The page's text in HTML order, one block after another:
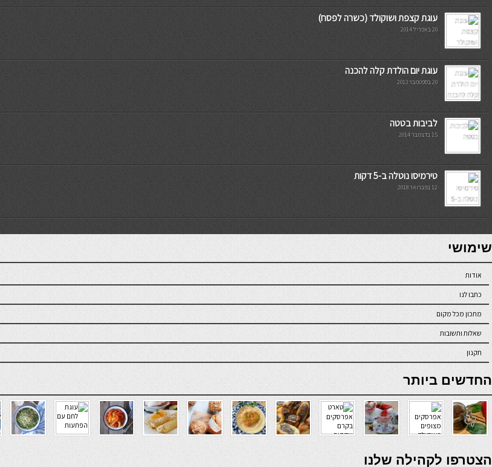
עוגת קצפת ושוקולד (כשרה לפסח)
20 באפריל 2014
עוגת יום הולדת קלה להכנה
20 בספטמבר 2013
לביבות בטטה
15 בדצמבר 2014
טירמיסו נוטלה ב-5 דקות
12 בפברואר 2018
7slots
seriöse online casinos österreich
שימושי
אודות
כתבו לנו
מתכון מכל מקום
שאלות ותשובות
תקנון
online casino
החדשים ביותר
verde casino
הצטרפו לקהילה שלנו